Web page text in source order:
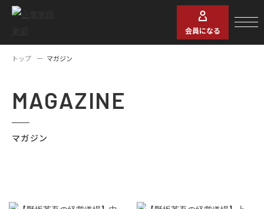
会員になる
トップ マガジン
MAGAZINE
マガジン